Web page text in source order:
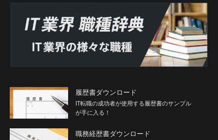
履歴書ダウンロード
IT転職の成功者が使用する履歴書のサンプル
が手に入る！
職務経歴書ダウンロード